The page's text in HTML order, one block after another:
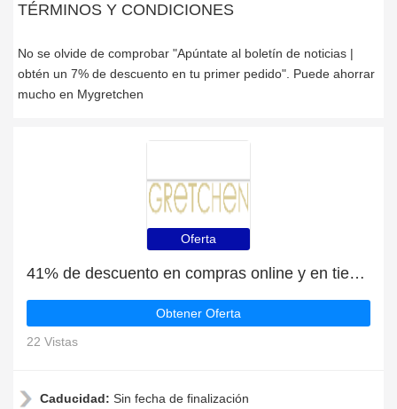
TÉRMINOS Y CONDICIONES
No se olvide de comprobar "Apúntate al boletín de noticias |
obtén un 7% de descuento en tu primer pedido". Puede ahorrar
mucho en Mygretchen
Oferta
41% de descuento en compras online y en tienda
Obtener Oferta
22 Vistas
Caducidad: Sin fecha de finalización